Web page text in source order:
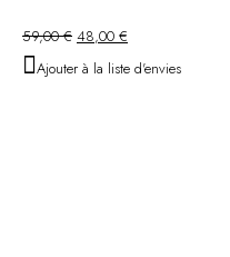
59,00€ Le
initial
48,00 €
actuel
Ajouter à la liste d'envies